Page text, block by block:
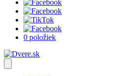
0 položiek